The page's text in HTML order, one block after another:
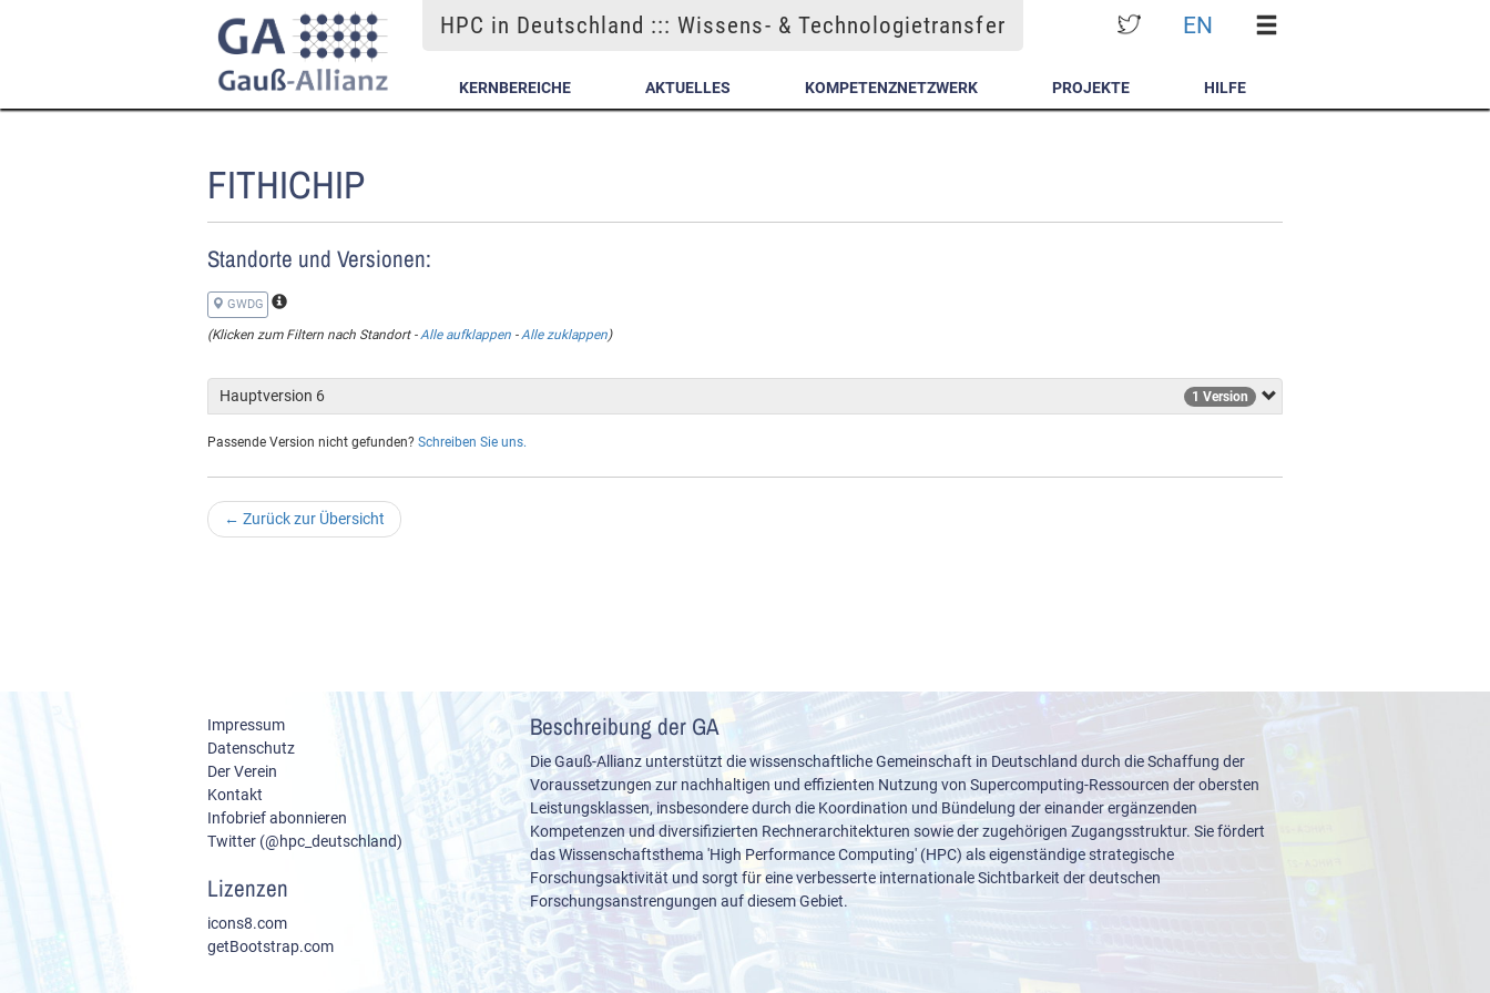
HPC in Deutschland ::: Wissens- & Technologietransfer EN
KERNBEREICHE AKTUELLES KOMPETENZNETZWERK PROJEKTE HILFE
FITHICHIP
Standorte und Versionen:
GWDG
(Klicken zum Filtern nach Standort- Alle aufklappen - Alle zuklappen)
Hauptversion 6 1 Version
Passende Version nicht gefunden? Schreiben Sie uns.
← Zurück zur Übersicht
Impressum
Datenschutz
Der Verein
Kontakt
Infobrief abonnieren
Twitter (@hpc_deutschland)
Lizenzen
icons8.com
getBootstrap.com
Beschreibung der GA
Die Gauß-Allianz unterstützt die wissenschaftliche Gemeinschaft in Deutschland durch die Schaffung der
Voraussetzungen zur nachhaltigen und effizienten Nutzung von Supercomputing-Ressourcen der obersten
Leistungsklassen, insbesondere durch die Koordination und Bündelung der einander ergänzenden
Kompetenzen und diversifizierten Rechnerarchitekturen sowie der zugehörigen Zugangsstruktur. Sie fördert
das Wissenschaftsthema 'High Performance Computing' (HPC) als eigenständige strategische
Forschungsaktivität und sorgt für eine verbesserte internationale Sichtbarkeit der deutschen
Forschungsanstrengungen auf diesem Gebiet.